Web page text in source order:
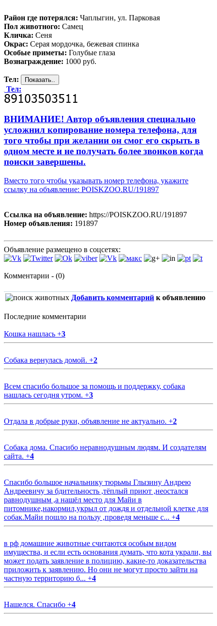
Район где потерялся: Чаплыгин, ул. Парковая
Пол животного: Самец
Кличка: Сеня
Окрас: Серая мордочка, бежевая спинка
Особые приметы: Голубые глаза
Вознаграждение: 1000 руб.
Тел:
Тел:
ВНИМАНИЕ! Автор объявления специально
усложнил копирование номера телефона, для
того чтобы при желании он смог его скрыть в
одном месте и не получать более звонков когда
поиски завершены.
Вместо того чтобы указывать номер телефона, укажите
ссылку на объявление: POISKZOO.RU/191897
Ссылка на объявление: https://POISKZOO.RU/191897
Номер объявления: 191897
Объявление размещено в соцсетях:
Комментарии - (0)
Добавить комментарий к объявлению
Последние комментарии
Кошка нашлась +3
Собака вернулась домой. +2
Всем спасибо большое за помощь и поддержку, собака
нашлась сегодня утром. +3
Отдала в добрые руки, объявление не актуально. +2
Собака дома. Спасибо неравнодушным людям. И создателям
сайта. +4
Спасибо большое начальнику тюрьмы Глызину Андрею
Андреевичу за бдительность ,тёплый приют ,неостался
равнодушным ,а нашёл место для Майи в
питомнике,накормил,укрыл от дождя и отдельной клетке для
собак.Майи пошло на пользу ,проведя меньше с... +4
в рф домашние животные считаются особым видом
имущества, и если есть основания думать, что кота украли, вы
может подать заявление в полицию, какие-то доказательства
приложить к заявлению. Но они не могут просто зайти на
частную территорию б... +4
Нашелся. Спасибо +4